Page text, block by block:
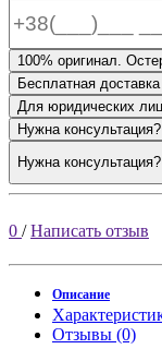
100% оригинал.
Бесплатная
Для юридических
Нужна
0 /Написать отзыв
Описание
Отзывы (0)